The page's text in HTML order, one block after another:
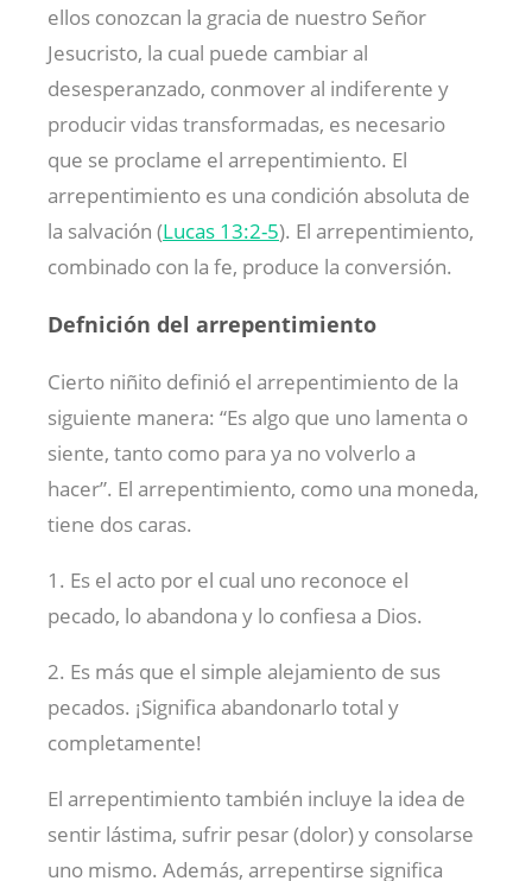
ellos conozcan la gracia de nuestro Señor
Jesucristo, la cual puede cambiar al
desesperanzado, conmover al indiferente y
producir vidas transformadas, es necesario
que se proclame el arrepentimiento. El
arrepentimiento es una condición absoluta de
la salvación (Lucas 13:2-5). El arrepentimiento,
combinado con la fe, produce la conversión.
Defnición del arrepentimiento
Cierto niñito definió el arrepentimiento de la
siguiente manera: “Es algo que uno lamenta o
siente, tanto como para ya no volverlo a
hacer”. El arrepentimiento, como una moneda,
tiene dos caras.
1. Es el acto por el cual uno reconoce el
pecado, lo abandona y lo confiesa a Dios.
2. Es más que el simple alejamiento de sus
pecados. ¡Significa abandonarlo total y
completamente!
El arrepentimiento también incluye la idea de
sentir lástima, sufrir pesar (dolor) y consolarse
uno mismo. Además, arrepentirse significa